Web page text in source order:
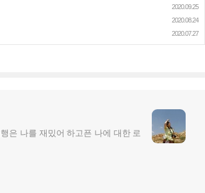
2020.09.25
2020.08.24
2020.07.27
은 나를 재밌어 하고픈 나에 대한 로